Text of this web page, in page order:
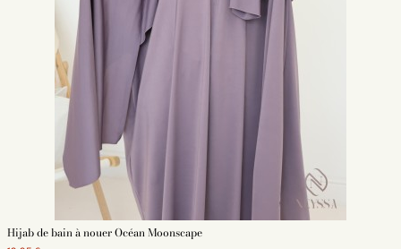
Hijab de bain à nouer Océan Moonscape